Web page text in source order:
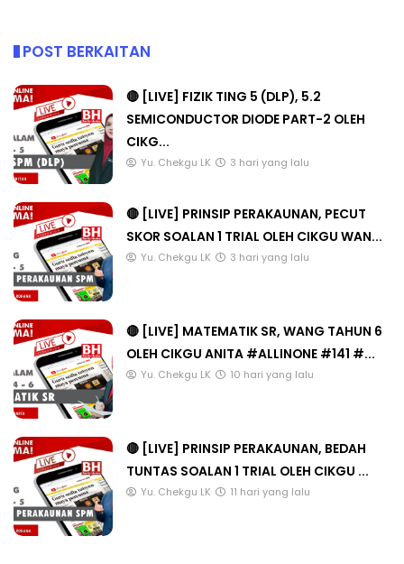
POST BERKAITAN
🔴 [LIVE] FIZIK TING 5 (DLP), 5.2
SEMICONDUCTOR DIODE PART-2 OLEH
CIKG...
Yu. Chekgu LK 3 hari yang lalu
🔴 [LIVE] PRINSIP PERAKAUNAN, PECUT
SKOR SOALAN 1 TRIAL OLEH CIKGU WAN...
Yu. Chekgu LK 3 hari yang lalu
🔴 [LIVE] MATEMATIK SR, WANG TAHUN 6
OLEH CIKGU ANITA #ALLINONE #141 #...
Yu. Chekgu LK 10 hari yang lalu
🔴 [LIVE] PRINSIP PERAKAUNAN, BEDAH
TUNTAS SOALAN 1 TRIAL OLEH CIKGU ...
Yu. Chekgu LK 11 hari yang lalu